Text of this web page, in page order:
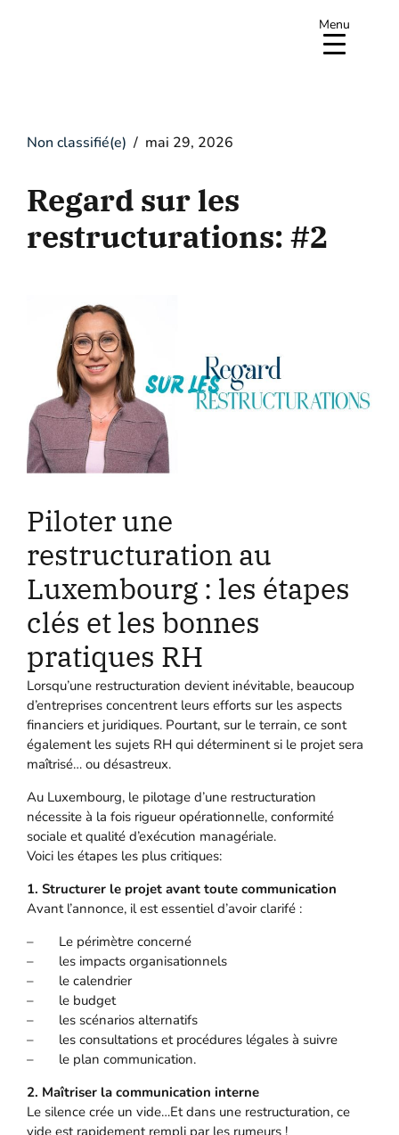
Menu
Non classifié(e) mai 29, 2026
Regard sur les
restructurations: #2
Piloter une
restructuration au
Luxembourg : les étapes
clés et les bonnes
pratiques RH
Lorsqu’une restructuration devient inévitable, beaucoup
d’entreprises concentrent leurs efforts sur les aspects
financiers et juridiques. Pourtant, sur le terrain, ce sont
également les sujets RH qui déterminent si le projet sera
maîtrisé… ou désastreux.
Au Luxembourg, le pilotage d’une restructuration
nécessite à la fois rigueur opérationnelle, conformité
sociale et qualité d’exécution managériale.
Voici les étapes les plus critiques:
1. Structurer le projet avant toute communication
Avant l’annonce, il est essentiel d’avoir clarifé :
– Le périmètre concerné
– les impacts organisationnels
– le calendrier
– le budget
– les scénarios alternatifs
– les consultations et procédures légales à suivre
– le plan communication.
2. Maîtriser la communication interne
Le silence crée un vide…Et dans une restructuration, ce
vide est rapidement rempli par les rumeurs !